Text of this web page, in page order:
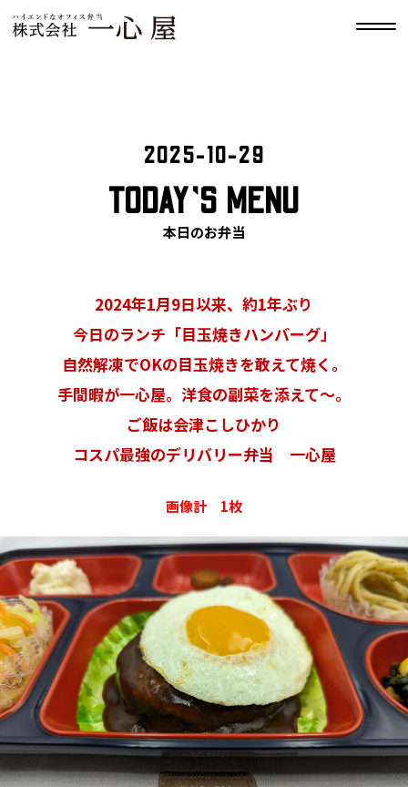
2025-10-29
TODAY’S MENU
本日のお弁当
2024年1月9日以来、約1年ぶり
今日のランチ「目玉焼きハンバーグ」
自然解凍でOKの目玉焼きを敢えて焼く。
手間暇が一心屋。洋食の副菜を添えて〜。
ご飯は会津こしひかり
コスパ最強のデリバリー弁当 一心屋
画像計 1枚